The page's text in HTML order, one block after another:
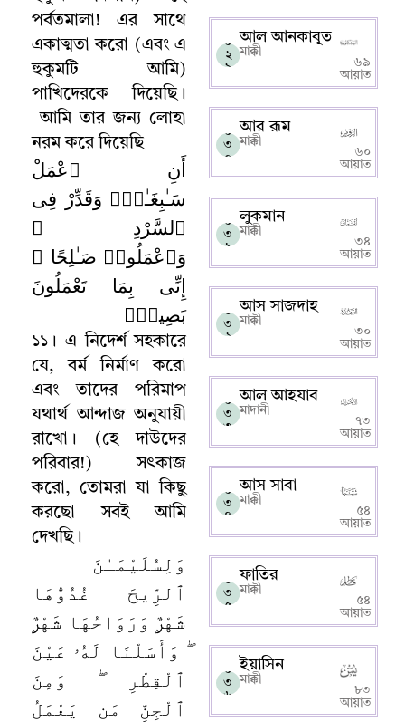
পর্বতমালা! এর সাথে
একাত্মতা করো (এবং এ
হুকুমটি আমি)
পাখিদেরকে দিয়েছি।
আমি তার জন্য লোহা
নরম করে দিয়েছি
أَنِ ٱعْمَلْ
سَـٰبِغَـٰتٍۢ وَقَدِّرْ فِى
ٱلسَّرْدِ ۖ
وَٱعْمَلُوا۟ صَـٰلِحًا ۖ
إِنِّى بِمَا تَعْمَلُونَ
بَصِيرٌۭ
১১ । এ নিদের্শ সহকারে
যে,বর্ম নির্মাণ করো
এবং তাদের পরিমাপ
যথার্থ আন্দাজ অনুযায়ী
রাখো । (হে দাউদের
পরিবার!) সৎকাজ
করো,তোমরা যা কিছু
করছো সবই আমি
দেখছি।
وَلِسُلَيْمَـٰنَ
ٱلرِّيحَ غُدُوُّهَا
شَهْرٌۭ وَرَوَاحُهَا شَهْرٌۭ
ۖ وَأَسَلْنَا لَهُۥ عَيْنَ
ٱلْقِطْرِ ۖ وَمِنَ
ٱلْجِنِّ مَن يَعْمَلُ
০
২
৯
আল আনকাবূত
মাক্কী
৬৯
আয়াত
০
৩
০
আর রূম
মাক্কী
৬০
আয়াত
০
৩
১
লুকমান
মাক্কী
৩৪
আয়াত
০
৩
২
আস সাজদাহ
মাক্কী
৩০
আয়াত
০
৩
৩
আল আহযাব
মাদানী
৭৩
আয়াত
০
৩
৪
আস সাবা
মাক্কী
৫৪
আয়াত
০
৩
৫
ফাতির
মাক্কী
৫৪
আয়াত
০
৩
৬
ইয়াসিন
মাক্কী
৮৩
আয়াত